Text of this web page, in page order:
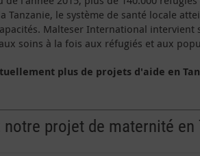
Tanzanie, le système de santé locale
Malteser International intervient
soins à la fois aux réfugiés et aux
plus de projets d'aide en
notre projet de maternité en